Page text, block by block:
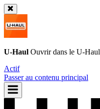
U-Haul Ouvrir dans le U-Haul
Actif
Passer au contenu principal